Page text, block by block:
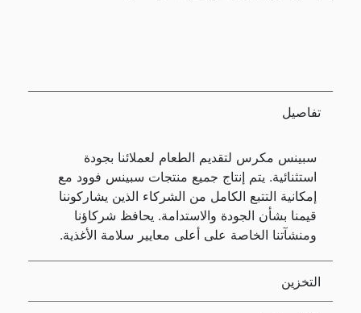
تفاصيل
سبينس مكرس لتقديم الطعام لعملائنا بجودة
استثنائية. يتم إنتاج جميع منتجات سبينس فوود مع
إمكانية التتبع الكامل من الشركاء الذين يشاركوننا
قيمنا بشأن الجودة والاستدامة. يحافظ شركاؤنا
ومنشآتنا الخاصة على أعلى معايير سلامة الأغذية.
التخزين